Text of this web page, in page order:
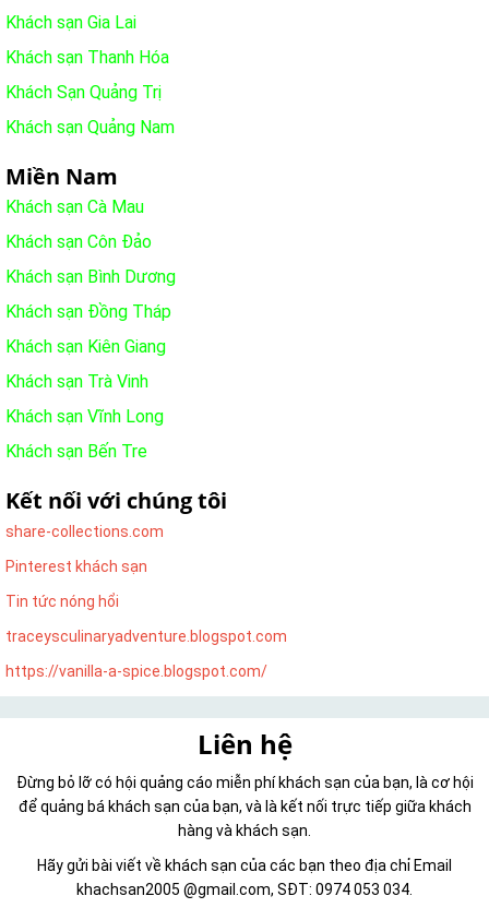
Khách sạn Gia Lai
Khách sạn Thanh Hóa
Khách Sạn Quảng Trị
Khách sạn Quảng Nam
Miền Nam
Khách sạn Cà Mau
Khách sạn Côn Đảo
Khách sạn Bình Dương
Khách sạn Đồng Tháp
Khách sạn Kiên Giang
Khách sạn Trà Vinh
Khách sạn Vĩnh Long
Khách sạn Bến Tre
Kết nối với chúng tôi
share-collections.com
Pinterest khách sạn
Tin tức nóng hổi
traceysculinaryadventure.blogspot.com
https://vanilla-a-spice.blogspot.com/
Liên hệ
Đừng bỏ lỡ có hội quảng cáo miễn phí khách sạn của bạn, là cơ hội
để quảng bá khách sạn của bạn, và là kết nối trực tiếp giữa khách
hàng và khách sạn.
Hãy gửi bài viết về khách sạn của các bạn theo địa chỉ Email
khachsan2005 @gmail.com, SĐT: 0974 053 034.